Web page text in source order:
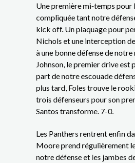
Une première mi-temps pour
compliquée tant notre
kick off. Un plaquage pour
Nichols et une interception
à une bonne défense de
Johnson, le premier drive est
part de notre escouade
plus tard, Foles trouve le
trois défenseurs pour son
Santos transforme. 7-0.
Les Panthers rentrent enfin
Moore prend régulièrement
notre défense et les jambes